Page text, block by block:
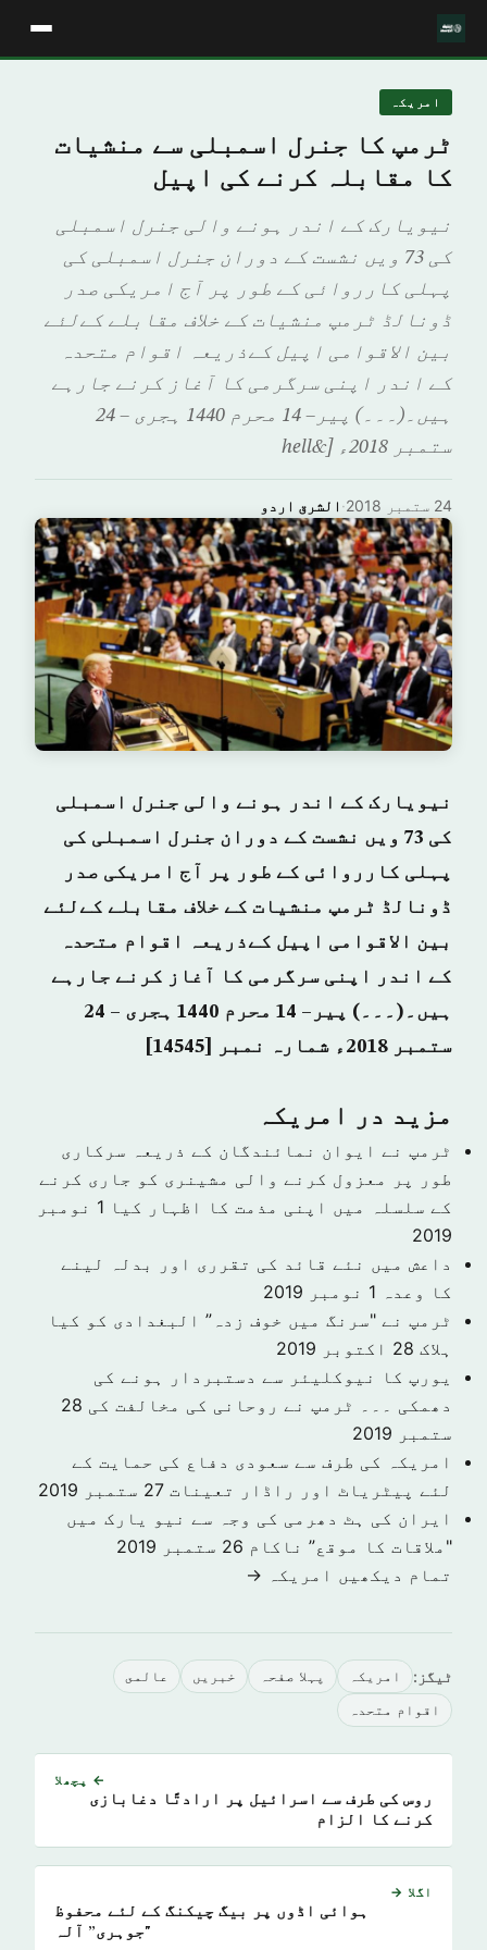
امريكہ
ٹرمپ کا جنرل اسمبلی سے منشیات
کا مقابلہ کرنے کی اپیل
نیویارک کے اندر ہونے والی جنرل اسمبلی
کی 73 ویں نشست کے دوران جنرل اسمبلی کی
پہلی کارروائی کے طور پر آج امریکی صدر
ڈونالڈ ٹرمپ منشیات کے خلاف مقابلے کےلئے
بین الاقوامی اپیل کےذریعہ اقوام متحدہ
کے اندر اپنی سرگرمی کا آغاز کرنے جارہے
ہیں۔(۔۔۔) پير– 14 محرم 1440 ہجری – 24
ستمبر 2018ء [&hell
الشرق اردو · 24 ستمبر 2018
نیویارک کے اندر ہونے والی جنرل اسمبلی
کی 73 ویں نشست کے دوران جنرل اسمبلی کی
پہلی کارروائی کے طور پر آج امریکی صدر
ڈونالڈ ٹرمپ منشیات کے خلاف مقابلے کےلئے
بین الاقوامی اپیل کےذریعہ اقوام متحدہ
کے اندر اپنی سرگرمی کا آغاز کرنے جارہے
ہیں۔(۔۔۔) پير– 14
محرم 1440 ہجری – 24
ستمبر 2018ء شمارہ نمبر [14545]
مزید در امريكہ
ٹرمپ نے ایوان نمائندگان کے ذریعہ سرکاری
طور پر معزول کرنے والی مشینری کو جاری کرنے
کے سلسلہ میں اپنی مذمت کا اظہار کیا
1 نومبر
2019
داعش میں نئے قائد کی تقرری اور بدلہ لینے
کا وعدہ 1 نومبر 2019
ٹرمپ نے "سرنگ میں خوف زدہ” البغدادی کو کیا
ہلاک 28 اکتوبر 2019
یورپ کا نیوکلیئر سے دستبردار ہونے کی
دھمکی ۔۔۔ ٹرمپ نے روحانی کی مخالفت کی 28
ستمبر 2019
امریکہ کی طرف سے سعودی دفاع کی حمایت کے
لئے پیٹریاٹ اور راڈار تعینات 27 ستمبر 2019
ایران کی ہٹ دھرمی کی وجہ سے نیو یارک میں
"ملاقات کا موقع” ناکام 26 ستمبر 2019
تمام دیکھیں امريكہ →
ٹیگز: امريكہ پہلا صفحہ خبريں عالمى
اقوام متحدہ
← پچھلا
روس کی طرف سے اسرائیل پر ارادتًا دغابازی
کرنے کا الزام
اگلا →
ہوائی اڈوں پر بیگ چیکنگ کے لئے محفوظ
"جوہری” آلہ